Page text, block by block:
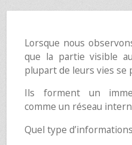
Lorsque nous
que la partie visible
plupart de leurs vies se
Ils forment un
comme un réseau
Quel type